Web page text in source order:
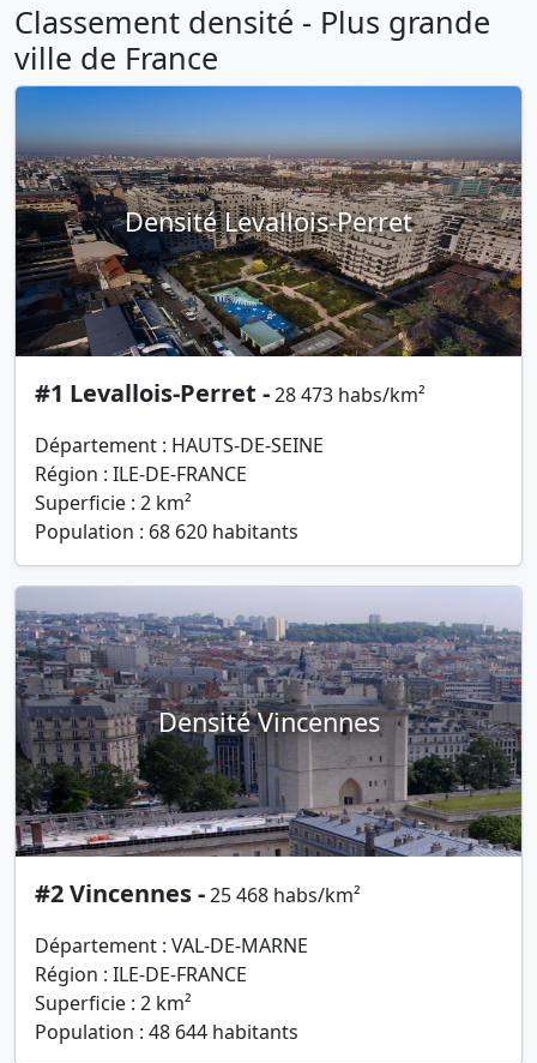
Classement densité - Plus grande
ville de France
Densité Levallois-Perret
#1 Levallois-Perret -28 473 habs/km²
Département : HAUTS-DE-SEINE
Région : ILE-DE-FRANCE
Superficie : 2 km²
Population : 68 620 habitants
Densité Vincennes
#2 Vincennes -25 468 habs/km²
Département : VAL-DE-MARNE
Région : ILE-DE-FRANCE
Superficie : 2 km²
Population : 48 644 habitants